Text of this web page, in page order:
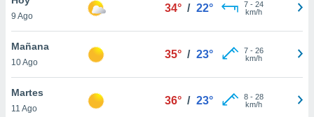
en
más
nuestra
9 Ago
34° / 22° 7- 24
km/h
Mañana
10 Ago
35° / 23° 7- 26
km/h
Martes
11 Ago
36° / 23° 8- 28
km/h